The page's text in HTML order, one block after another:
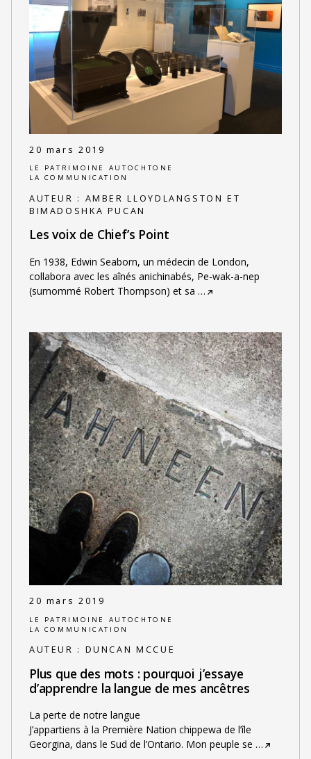
20 mars 2019
LE PATRIMOINE AUTOCHTONE
LA COMMUNICATION
AUTEUR : AMBER LLOYDLANGSTON ET
BIMADOSHKA PUCAN
Les voix de Chief’s Point
En 1938, Edwin Seaborn, un médecin de London,
collabora avec les aînés anichinabés, Pe-wak-a-nep
(surnommé Robert Thompson) et sa …
20 mars 2019
LE PATRIMOINE AUTOCHTONE
LA COMMUNICATION
AUTEUR : DUNCAN MCCUE
Plus que des mots : pourquoi j’essaye
d’apprendre la langue de mes ancêtres
La perte de notre langue
J’appartiens à la Première Nation chippewa de l’île
Georgina, dans le Sud de l’Ontario. Mon peuple se …